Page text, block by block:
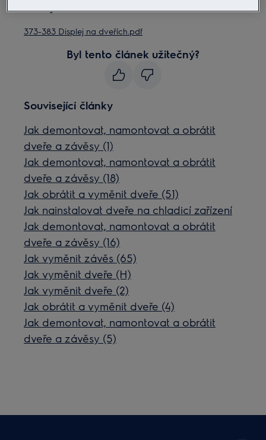
373-383 Displej na dveřích.pdf
Byl tento článek užitečný?
Související články
Jak demontovat, namontovat a obrátit
dveře a závěsy (1)
Jak demontovat, namontovat a obrátit
dveře a závěsy (18)
Jak obrátit a vyměnit dveře (51)
Jak nainstalovat dveře na chladicí zařízení
Jak demontovat, namontovat a obrátit
dveře a závěsy (16)
Jak vyměnit závěs (65)
Jak vyměnit dveře (H)
Jak vyměnit dveře (2)
Jak obrátit a vyměnit dveře (4)
Jak demontovat, namontovat a obrátit
dveře a závěsy (5)